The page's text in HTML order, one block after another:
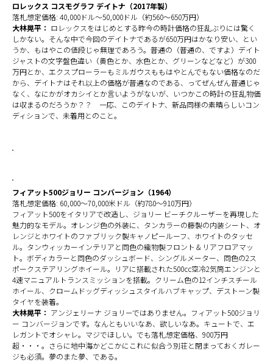
ロレックス コスモグラフ デイトナ（2017年製）
落札想定価格: 40,000ドル～50,000ドル（約560～650万円）
大林晃平： ロレックスをはじめとする昨今の時計価格の狂乱ぶりには驚く
しかない。そんな中で今回のデイトナであるが650万円はかなり安い、とい
うか、もはやこの値段じゃ無理であろう。普通の（普通の、ですよ）デイト
ジャストの文字盤色違い（黄色とか、水色とか、グリーンなどなど）が300
万円とか、エクスプローラーもミルガウスももはやとんでもない価格なのだ
から、デイトナはそれ以上の価格が普通なのである、ってぜんぜん普通じゃ
なく、なにかがオカシイとか言いようがないが、いつかこの時計の狂乱物価
は収まるのだろうか？？ 一応、このデイトナ、新品同様の素晴らしいコン
ディションで、未着用とのこと。
フィアット500ジョリー コンバージョン（1964）
落札想定価格: 60,000～70,000米ドル（約780～910万円）
フィアット500をイタリアで改造し、ジョリー ビーチクルーザーを再現した
魅力的なモデル。オレンジ色の外装に、タンカラーの籐製の内装シート、オ
レンジとホワイトのファブリック製キャノピールーフ、ホワイトのタッセ
ル。タンウィッカーインテリアと同色の織物製フロント＆リアフロアマッ
ト。ボディカラーと同色のダッシュボード、シングルメーター、同色の2ス
ポークステアリングホイール。リアに搭載された500cc空冷2気筒エンジンと
4速マニュアルトランスミッションを搭載。クリーム色の12インチスチール
ホイール、クロームドッグディッシュスタイルハブキャップ、デストーン製
タイヤを装着。
大林晃平： アンジェリーナ ジョリーではありません。フィアット500ジョリ
ー コンバージョンです。なんともいいなあ、欲しいなあ。キュートで、エ
レガントでオシャレ。マジでほしい。でも落札想定価格、900万円
超・・・。さらに地中海かどこかにこれに似合う別荘と閉まっておくガレー
ジも必須。夢のまた夢、である。